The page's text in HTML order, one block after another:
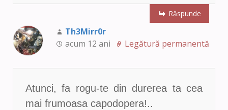
Răspunde
Th3Mirr0r
acum 12 ani
Legătură permanentă
Atunci, fa rogu-te din durerea ta cea
mai frumoasa capodopera!..